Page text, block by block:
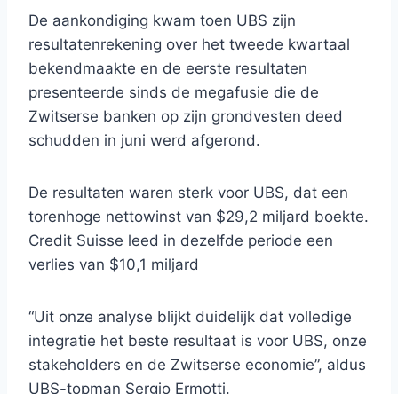
De aankondiging kwam toen UBS zijn
resultatenrekening over het tweede kwartaal
bekendmaakte en de eerste resultaten
presenteerde sinds de megafusie die de
Zwitserse banken op zijn grondvesten deed
schudden in juni werd afgerond.
De resultaten waren sterk voor UBS, dat een
torenhoge nettowinst van $29,2 miljard boekte.
Credit Suisse leed in dezelfde periode een
verlies van $10,1 miljard
“Uit onze analyse blijkt duidelijk dat volledige
integratie het beste resultaat is voor UBS, onze
stakeholders en de Zwitserse economie”, aldus
UBS-topman Sergio Ermotti.